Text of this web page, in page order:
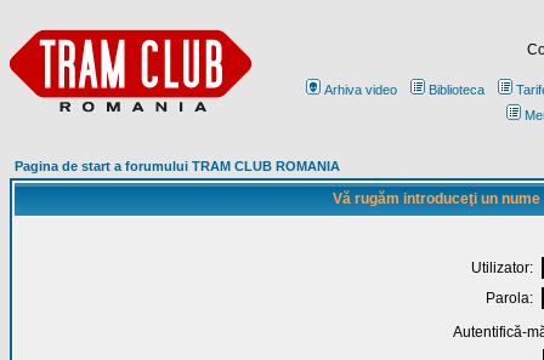
Arhiva video Biblioteca
Pagina de start a forumului TRAM CLUB ROMANIA
Vă rugăm introduceţi un
Utilizator:
Parola:
Autentifică-